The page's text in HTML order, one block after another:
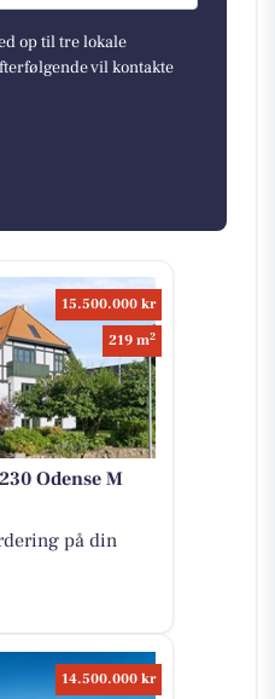
op til tre lokale
vil kontakte
15.500.000 kr
219 m2
Odense M
på din
14.500.000 kr